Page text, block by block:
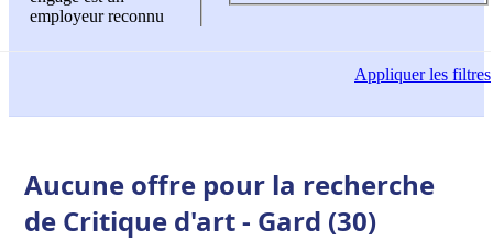
employeur reconnu
Appliquerles filtres
Aucune offre pour la recherche
de Critique d'art - Gard (30)